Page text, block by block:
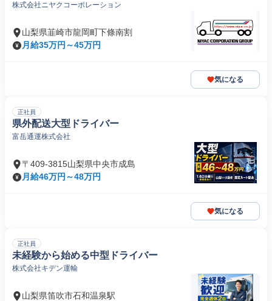
株式会社ニヤクコーポレーション
山梨県韮崎市龍岡町下條南割
月給35万円～45万円
気になる
正社員
県外配送大型ドライバー
富岳通運株式会社
〒409-3815山梨県中央市成島
月給46万円～48万円
気になる
正社員
未経験から始める中型ドライバー
株式会社キデン運輸
山梨県笛吹市石和温泉駅